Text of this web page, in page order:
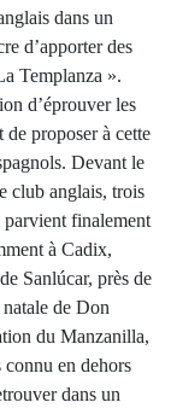
dans un
d’apporter des
Templanza ».
d’éprouver les
de proposer à cette
Devant le
club anglais, trois
parvient finalement
à Cadix,
Sanlúcar, près de
de Don
du Manzanilla,
connu en dehors
dans un